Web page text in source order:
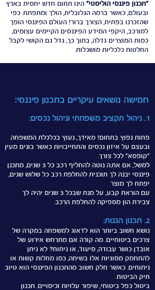
"תכנון פיננסי הוליסטי" הינו תחום חדש יחסית בארץ
ובעולם, כאשר ברמה הגלובלית, הולך ומתפתח. כפי
שהזכרנו בפתיח, הצורך ברור! העולם הפיננסי הופך
למורכב, היקפי המידע הפיננסים הקיימים עצומים,
כמות המוצרים גדלה, בתוך כך, גדל גם הקושי לקבל
החלטות כלכליות מושכלות.
חמישה נושאים עיקריים בתכנון פיננסי:
1. ניהול תקציב משפחתי וניהול נכסים:
פחות נפוץ בתחום! מאידך, נעוץ בכלכלת המשפחה.
ובעצם על איזון נכסים והתחייבויות כאשר בונים מעין
"קופסא" לכל צורך.
למשל, אם את.ה נוטה להחליף רכב כל 3 שנים, מתכנן
פיננסי יבנה לך תוכנית להחלפת רכב כל שלוש שנים,
יפתח לך מוצר
עם הוראת קבע, על מנת שבכל 3 שנים יהיה לך
צבירת הון מספיקה להחלפת הרכב.
2. תכנון הגנות:
נושא חשוב ביותר הוא לדאוג למשפחה במקרה של
צרכים ביטוחיים. מה קורה אם מתרחש אירוע של
אובדן כושר עבודה, סיעוד, או ניתוח? לא ניתן
להתחמק מסוגיות אלו בשיחה, כמו מחלות קשות או
ניתוחים. כאשר חלק חשוב מהתכנון הפיננסי הוא טיוב
תיק הביטוח.
ביטול כפל ביטוחי, שיפור עלויות וכיסויים. תכנון